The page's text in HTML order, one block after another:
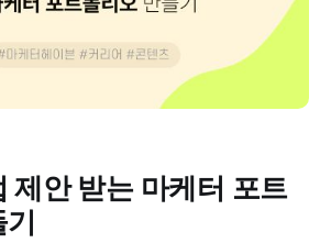
제안 받는 마케터 포트